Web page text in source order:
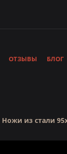
ОТЗЫВЫ БЛОГ
Ножи из стали